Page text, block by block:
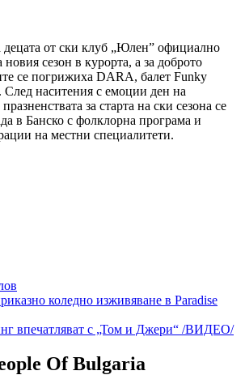
децата от ски клуб „Юлен” официално
новия сезон в курорта, а за доброто
се погрижиха DARA, балет Funky
наситения с емоции ден на
за старта на ски сезона се
в Банско с фолклорна програма и
на местни специалитети.
коледно изживяване в Paradise
впечатляват с „Том и Джери“ /ВИДЕО/
Of Bulgaria